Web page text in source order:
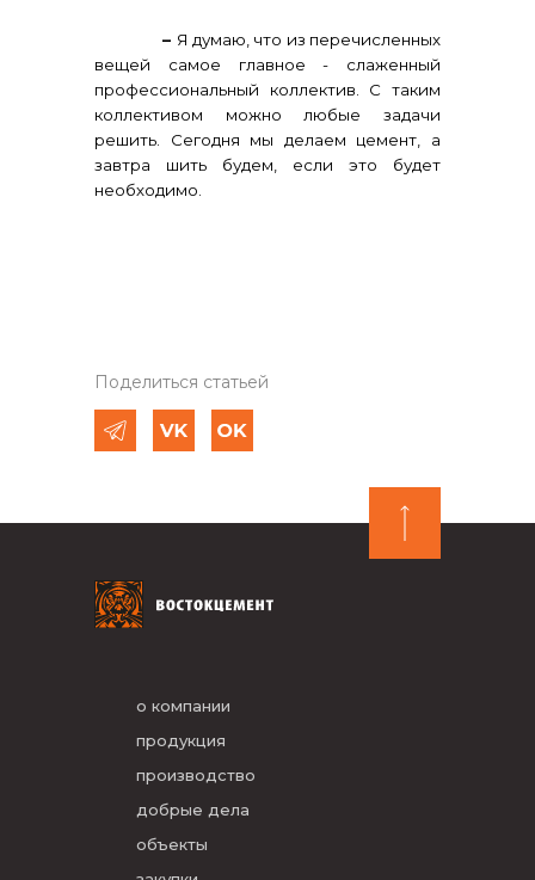
– Я думаю, что из перечисленных
вещей самое главное - слаженный
профессиональный коллектив. С таким
коллективом можно любые задачи
решить. Сегодня мы делаем цемент, а
завтра шить будем, если это будет
необходимо.
Поделиться статьей
о компании
продукция
производство
добрые дела
объекты